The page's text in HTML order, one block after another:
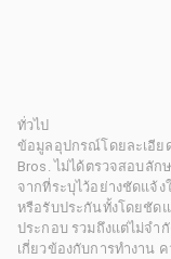
ทั่วไป
ข้อมูลอุปกรณ์โดยละเอีย
Bros. ไม่ได้ตรวจสอบลั
จากที่ระบุไว้อย่างชัดแจ้ง
หรือรับประกันทั้งโดยชัด
ประกอบ รวมถึงแต่ไม่จำ
เกี่ยวข้องกับการทำงาน